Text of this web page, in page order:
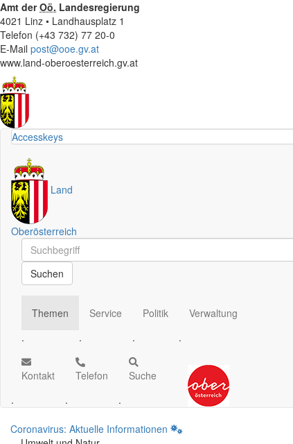
Amt derOö. Landesregierung
4021 Linz • Landhausplatz 1
Telefon (+43 732) 77 20-0
E-Mail post@ooe.gv.at
www.land-oberoesterreich.gv.at
Accesskeys
Land
Oberösterreich
Schnellsuche
Schnellsuche
Suchen
Themen
.
Service
.
Politik
.
Verwaltung
.
Kontakt
.
Telefon
.
Suche
.
Coronavirus: Aktuelle Informationen